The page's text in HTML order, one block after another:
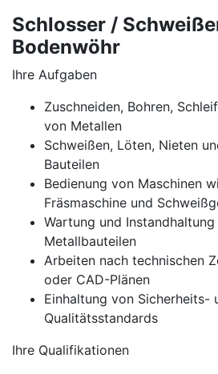
Schlosser /
Bodenwöhr
Ihre Aufgaben
Zuschneiden, Bohren,
von Metallen
Schweißen, Löten, Nieten
Bauteilen
Bedienung von Maschinen
Fräsmaschine und
Wartung und
Metallbauteilen
Arbeiten nach technischen
oder CAD-Plänen
Einhaltung von Sicherheits-
Qualitätsstandards
Ihre Qualifikationen